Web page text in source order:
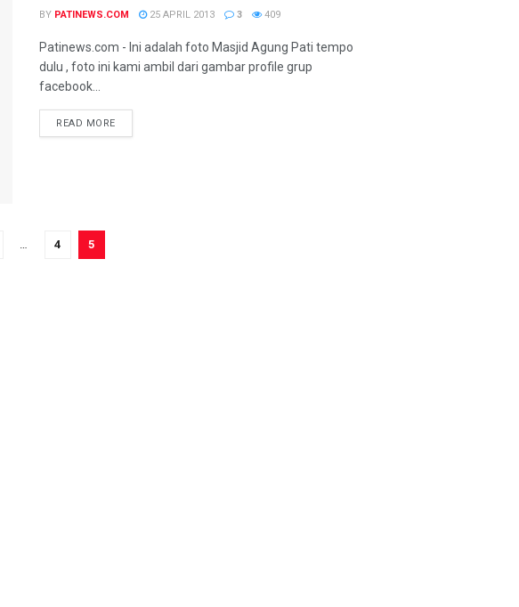
BY PATINEWS.COM 25 APRIL 2013 3 409
Patinews.com - Ini adalah foto Masjid Agung Pati tempo
dulu , foto ini kami ambil dari gambar profile grup
facebook...
READ MOREDETAILS
4 5